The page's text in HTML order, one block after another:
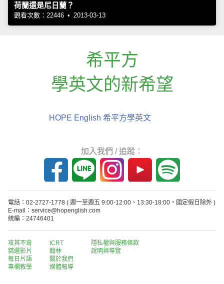
荷蘭還是尼日蘭？
觀看次數：22446 • 2013-03-13
希平方
學英文的新希望
HOPE English 希平方學英文
加入我們 / 追蹤：
電話：02-2727-1778 ( 週一至週五 9:00-12:00、13:30-18:00，國定假日除外 )
E-mail：service@hopenglish.com
統編：24746401
攻其不背
精選影片
每日片語
專欄教學
ICRT
翰林
關於我們
媒體報導
隱私權與服務條款
說明與導覽